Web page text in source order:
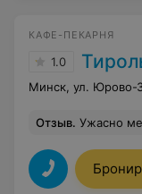
КАФЕ-ПЕКАРНЯ
1.0
Минск, ул. Юрово-
Отзыв. Ужасно